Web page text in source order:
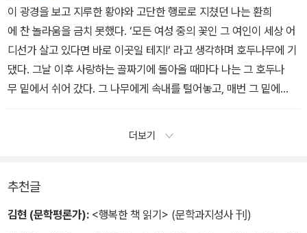
어야 하는 사람이 장애물일 뿐이라는 사실을 알았을 때의 좌절이란!
이 광경을 보고 지루한 황야와 고단한 행로로 지쳤던 나는 환희
에 찬 놀라움을 금치 못했다. ‘모든 여성 중의 꽃인 그 여인이 세상 어
디선가 살고 있다면 바로 이곳일 테지!‘ 라고 생각하며 호두나무에 기
댔다. 그날 이후 사랑하는 골짜기에 돌아올 때마다 나는 그 호두나
무 밑에서 쉬어 갔다. 그 나무에게 속내를 털어놓고, 매번 그 밑에
서 내가 마지막으로 그곳을 떠난 후로 겪은 변화들에 대해 성찰하
더보기
추천글
김현 (문학평론가): <행복한 책 읽기> (문학과지성사 刊)